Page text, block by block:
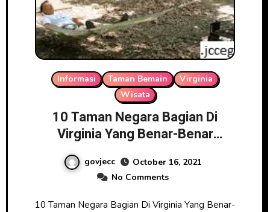
Informasi Taman Bemain
Virginia
Wisata
10 Taman Negara Bagian Di
Virginia Yang Benar-Benar
govjecc
October 16, 2021
No Comments
10 Taman Negara Bagian Di Virginia Yang Benar-